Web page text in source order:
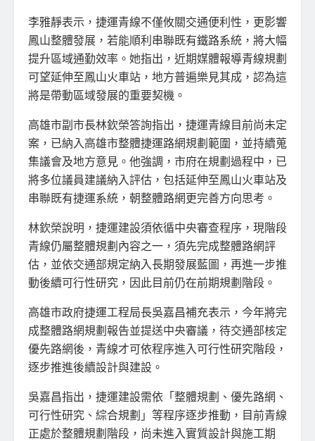
李雅靜表示，捷運青線不僅攸關交通便利性，更影響
鳳山整體發展，若能順利串聯既有鐵路系統，將大幅
提升區域通勤效率。她指出，近期媒體報導青線規劃
可望延伸至鳳山火車站，地方普遍樂見其成，認為這
將是帶動區域發展的重要契機。
高雄市副市長林欽榮答詢指出，捷運青線目前尚未定
案，已納入高雄市整體捷運路網規劃範圍，並持續蒐
集議會及地方意見。他強調，市府在規劃過程中，已
將多位議員建議納入評估，包括延伸至鳳山火車站及
串聯既有捷運系統，朝整體路網更完善方向思考。
林欽榮說明，捷運建設須依循中央審查程序，現階段
青線仍屬整體規劃內容之一，須先完成整體路網評
估，並依交通部規定納入長期發展藍圖，再進一步推
動後續可行性研究，因此目前仍在前期規劃階段。
高雄市政府捷運工程局長吳嘉昌補充表示，今年將完
成整體路網規劃報告並提送中央審議，待交通部核定
優先路網後，青線才可依程序進入可行性研究階段，
逐步推進後續設計與建設。
吳嘉昌指出，捷運建設需依「整體規劃、優先路網、
可行性研究、綜合規劃」等程序逐步推動，目前青線
正處於整體規劃階段，尚未進入實質設計與施工期